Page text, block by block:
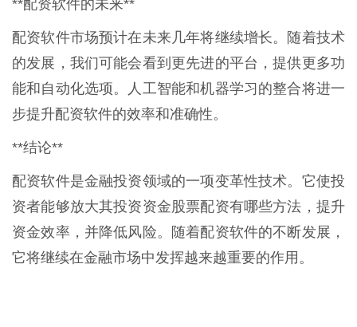
**配资软件的未来**
配资软件市场预计在未来几年将继续增长。随着技术
的发展，我们可能会看到更先进的平台，提供更多功
能和自动化选项。人工智能和机器学习的整合将进一
步提升配资软件的效率和准确性。
**结论**
配资软件是金融投资领域的一项变革性技术。它使投
资者能够放大其投资资金股票配资有哪些方法，提升
资金效率，并降低风险。随着配资软件的不断发展，
它将继续在金融市场中发挥越来越重要的作用。